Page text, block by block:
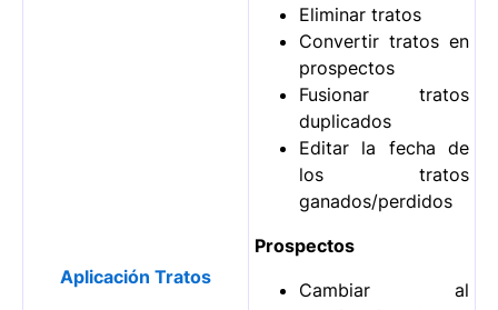
Aplicación Tratos
Eliminar tratos
Convertir tratos en
prospectos
Fusionar tratos
duplicados
Editar la fecha de
los tratos
ganados/perdidos
Prospectos
Cambiar al